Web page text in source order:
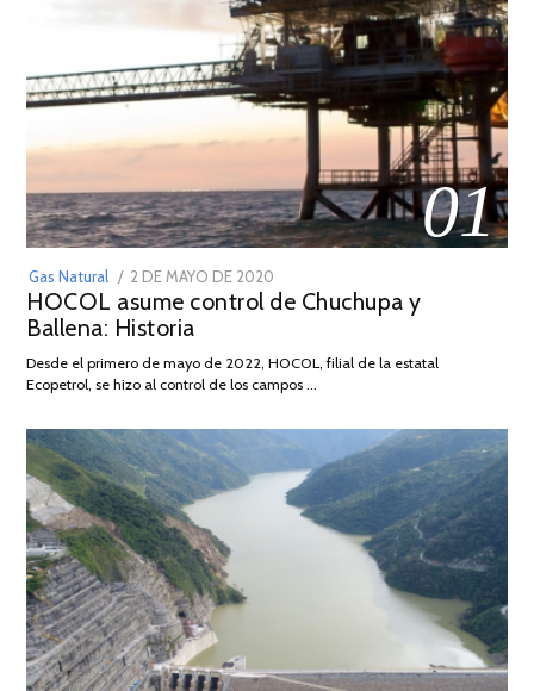
01
Gas Natural
POSTED
ON
2 DE MAYO DE 2020
DE
2026
HOCOL asume control de Chuchupa y
Ballena: Historia
Desde el primero de mayo de 2022, HOCOL, filial de la estatal
Ecopetrol, se hizo al control de los campos …